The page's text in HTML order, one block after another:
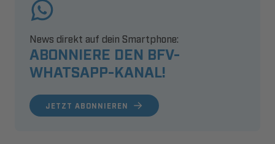
ABONNIERE DEN BFV-
WHATSAPP-KANAL!
News direkt auf dein Smartphone:
JETZT ABONNIEREN